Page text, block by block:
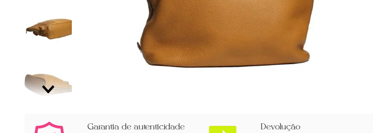
Garantia de autenticidade Devolução